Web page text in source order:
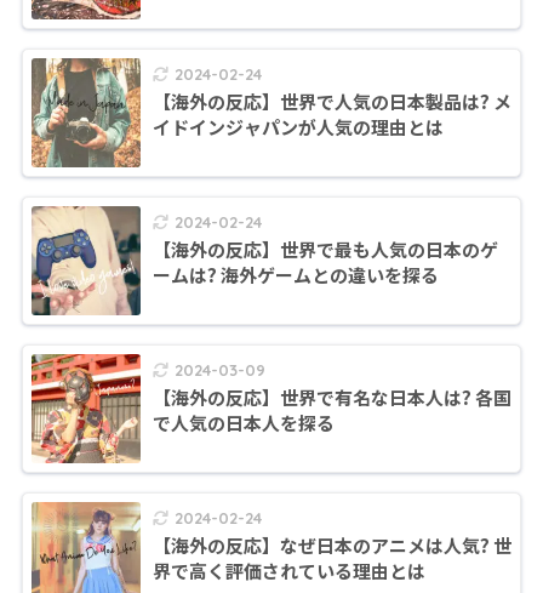
2024-02-24
【海外の反応】世界で人気の日本製品は? メ
イドインジャパンが人気の理由とは
2024-02-24
【海外の反応】世界で最も人気の日本のゲ
ームは? 海外ゲームとの違いを探る
2024-03-09
【海外の反応】世界で有名な日本人は? 各国
で人気の日本人を探る
2024-02-24
【海外の反応】なぜ日本のアニメは人気? 世
界で高く評価されている理由とは